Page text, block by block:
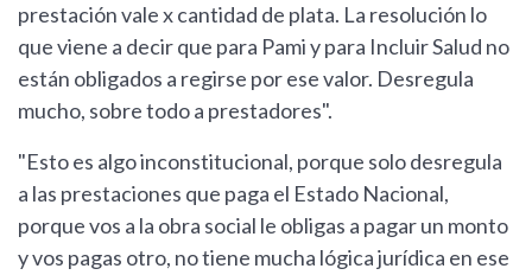
prestación vale x cantidad de plata. La resolución lo
que viene a decir que para Pami y para Incluir Salud no
están obligados a regirse por ese valor. Desregula
mucho, sobre todo a prestadores".
"Esto es algo inconstitucional, porque solo desregula
a las prestaciones que paga el Estado Nacional,
porque vos a la obra social le obligas a pagar un monto
y vos pagas otro, no tiene mucha lógica jurídica en ese